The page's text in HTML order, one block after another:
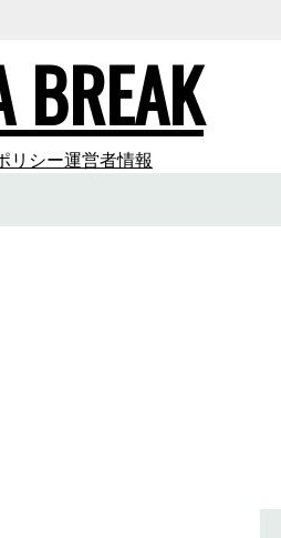
BREAK
リシー運営者情報